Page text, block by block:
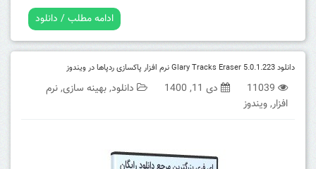
ادامه مطلب / دانلود
دانلود Glary Tracks Eraser 5.0.1.223 نرم افزار پاکسازی ردپاها در ویندوز
11039 دی 11, 1400 دانلود,بهینه سازی,نرم
افزار,ویندوز